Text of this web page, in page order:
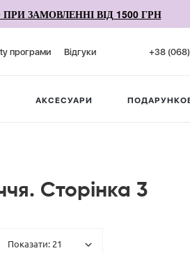
ЗАМОВЛЕННІ ВІД 1500 ГРН
+38
програми Відгуки
АКСЕСУАРИ
Сторінка 3